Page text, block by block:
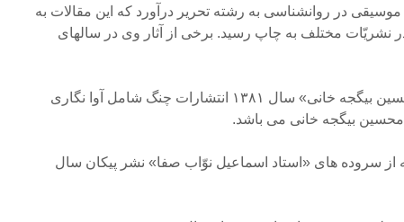
در روانشناسی به رشته تحریر درآورد که این مقالات به
نشریّات مختلف به چاپ رسید. برخی از آثار وی در سالهای
کتابِ «برگزیده آثار استاد غلامحسین بیگجه خانی» سال ۱۳۸۱ انتشارات چنگ شامل آوا نگاری
بیگجه خانی می باشد.
آوا نگاری ۱۱۰ ترانه از سروده های «استاد اسماعیل نوّاب صفا» نشر پیکان سال